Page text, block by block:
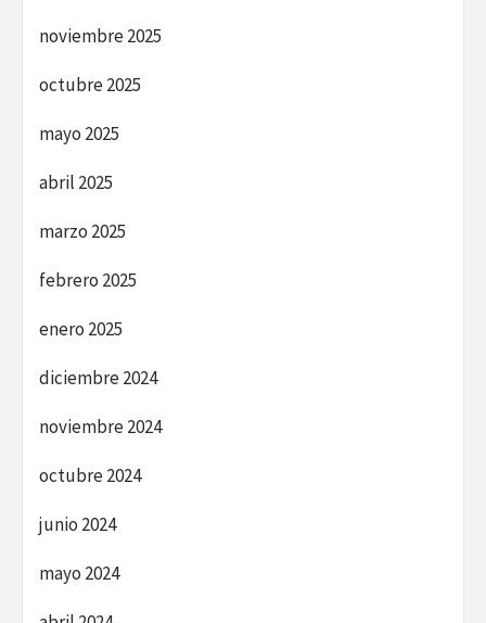
noviembre 2025
octubre 2025
mayo 2025
abril 2025
marzo 2025
febrero 2025
enero 2025
diciembre 2024
noviembre 2024
octubre 2024
junio 2024
mayo 2024